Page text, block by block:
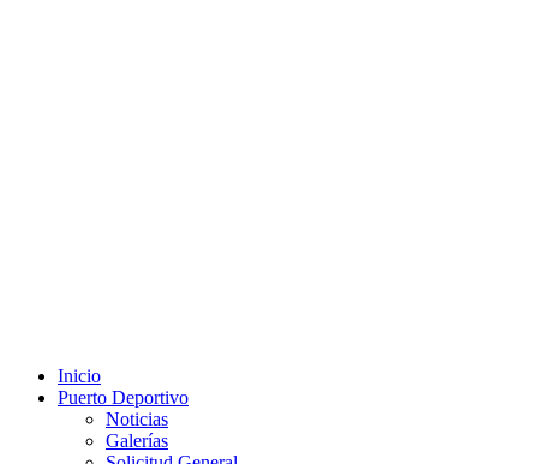
Inicio
Puerto Deportivo
Noticias
Galerías